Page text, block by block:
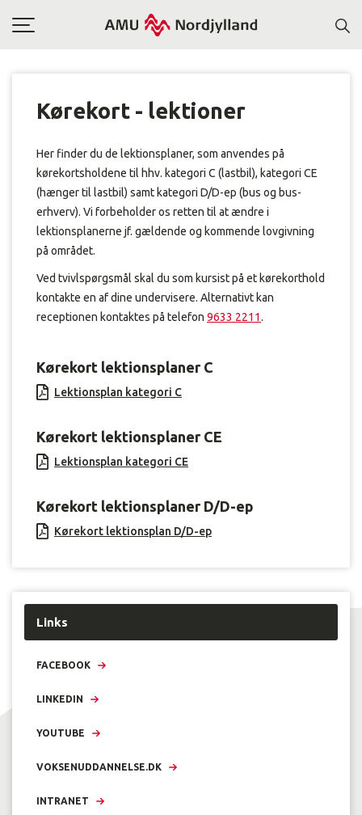
Toggle
Kørekort - lektioner
Her finder du de lektionsplaner, som anvendes på
kørekortsholdene til hhv. kategori C (lastbil), kategori CE
(hænger til lastbil) samt kategori D/D-ep (bus og bus-
erhverv). Vi forbeholder os retten til at ændre i
lektionsplanerne jf. gældende og kommende lovgivning
på området.
Ved tvivlspørgsmål skal du som kursist på et kørekorthold
kontakte en af dine undervisere. Alternativt kan
receptionen kontaktes på telefon 9633 2211.
Kørekort lektionsplaner C
Lektionsplan kategori C
Kørekort lektionsplaner CE
Lektionsplan kategori CE
Kørekort lektionsplaner D/D-ep
Kørekort lektionsplan D/D-ep
Links
FACEBOOK
LINKEDIN
YOUTUBE
VOKSENUDDANNELSE.DK
INTRANET